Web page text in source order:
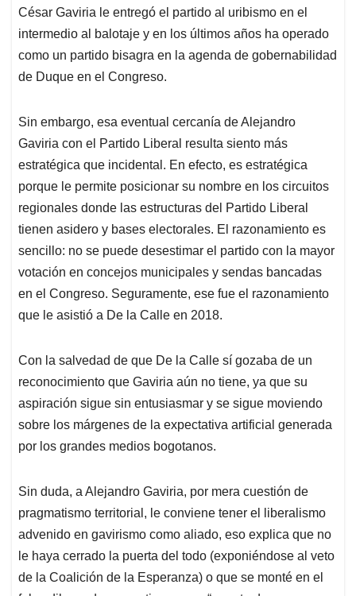
César Gaviria le entregó el partido al uribismo en el
intermedio al balotaje y en los últimos años ha operado
como un partido bisagra en la agenda de gobernabilidad
de Duque en el Congreso.
Sin embargo, esa eventual cercanía de Alejandro
Gaviria con el Partido Liberal resulta siento más
estratégica que incidental. En efecto, es estratégica
porque le permite posicionar su nombre en los circuitos
regionales donde las estructuras del Partido Liberal
tienen asidero y bases electorales. El razonamiento es
sencillo: no se puede desestimar el partido con la mayor
votación en concejos municipales y sendas bancadas
en el Congreso. Seguramente, ese fue el razonamiento
que le asistió a De la Calle en 2018.
Con la salvedad de que De la Calle sí gozaba de un
reconocimiento que Gaviria aún no tiene, ya que su
aspiración sigue sin entusiasmar y se sigue moviendo
sobre los márgenes de la expectativa artificial generada
por los grandes medios bogotanos.
Sin duda, a Alejandro Gaviria, por mera cuestión de
pragmatismo territorial, le conviene tener el liberalismo
advenido en gavirismo como aliado, eso explica que no
le haya cerrado la puerta del todo (exponiéndose al veto
de la Coalición de la Esperanza) o que se monté en el